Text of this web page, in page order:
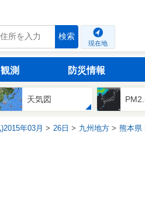
検索
現在地
観測 防災情報
天気図
年03月 26日 九州地方 熊本県